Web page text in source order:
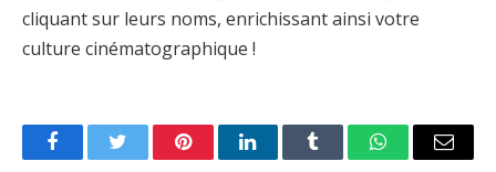
cliquant sur leurs noms, enrichissant ainsi votre
culture cinématographique !
FacebookTwitter PinterestLinkedInTumblr WhatsAppEmail